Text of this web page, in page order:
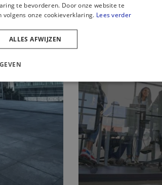
te bevorderen. Door onze website te
onze cookieverklaring. Lees verder
ALLES AFWIJZEN